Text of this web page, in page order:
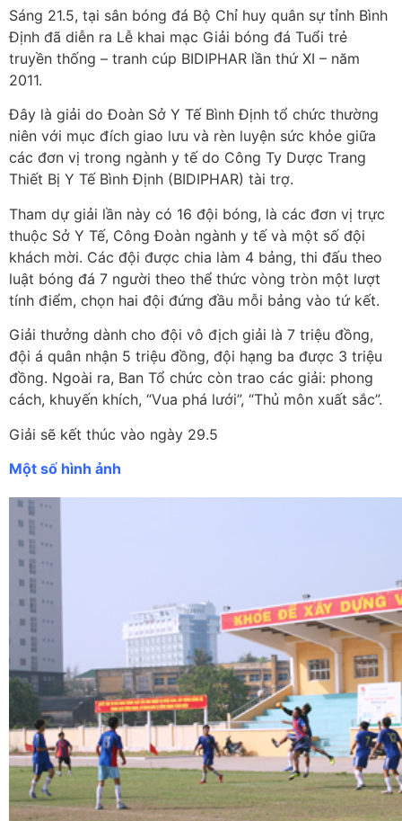
Sáng 21.5, tại sân bóng đá Bộ Chỉ huy quân sự tỉnh Bình
Định đã diễn ra Lễ khai mạc Giải bóng đá Tuổi trẻ
truyền thống – tranh cúp BIDIPHAR lần thứ XI – năm
2011.
Đây là giải do Đoàn Sở Y Tế Bình Định tổ chức thường
niên với mục đích giao lưu và rèn luyện sức khỏe giữa
các đơn vị trong ngành y tế do Công Ty Dược Trang
Thiết Bị Y Tế Bình Định (BIDIPHAR) tài trợ.
Tham dự giải lần này có 16 đội bóng, là các đơn vị trực
thuộc Sở Y Tế, Công Đoàn ngành y tế và một số đội
khách mời. Các đội được chia làm 4 bảng, thi đấu theo
luật bóng đá 7 người theo thể thức vòng tròn một lượt
tính điểm, chọn hai đội đứng đầu mỗi bảng vào tứ kết.
Giải thưởng dành cho đội vô địch giải là 7 triệu đồng,
đội á quân nhận 5 triệu đồng, đội hạng ba được 3 triệu
đồng. Ngoài ra, Ban Tổ chức còn trao các giải: phong
cách, khuyến khích, “Vua phá lưới”, “Thủ môn xuất sắc”.
Giải sẽ kết thúc vào ngày 29.5
Một số hình ảnh